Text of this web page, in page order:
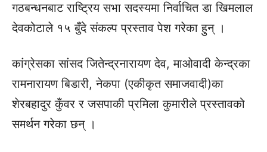
गठबन्धनबाट राष्ट्रिय सभा सदस्यमा निर्वाचित डा खिमलाल
देवकोटाले १५ बुँदे संकल्प प्रस्ताव पेश गरेका हुन् ।
कांग्रेसका सांसद जितेन्द्रनारायण देव, माओवादी केन्द्रका
रामनारायण बिडारी, नेकपा (एकीकृत समाजवादी)का
शेरबहादुर कुँवर र जसपाकी प्रमिला कुमारीले प्रस्तावको
समर्थन गरेका छन् ।